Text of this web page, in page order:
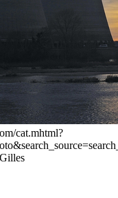
cat.mhtml?